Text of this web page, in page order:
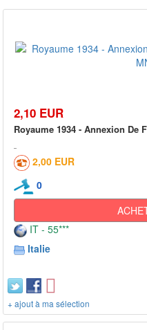
2,10 EUR
Royaume 1934 - Annexion De
2,00 EUR
0
IT - 55***
Italie
+ ajout à ma sélection